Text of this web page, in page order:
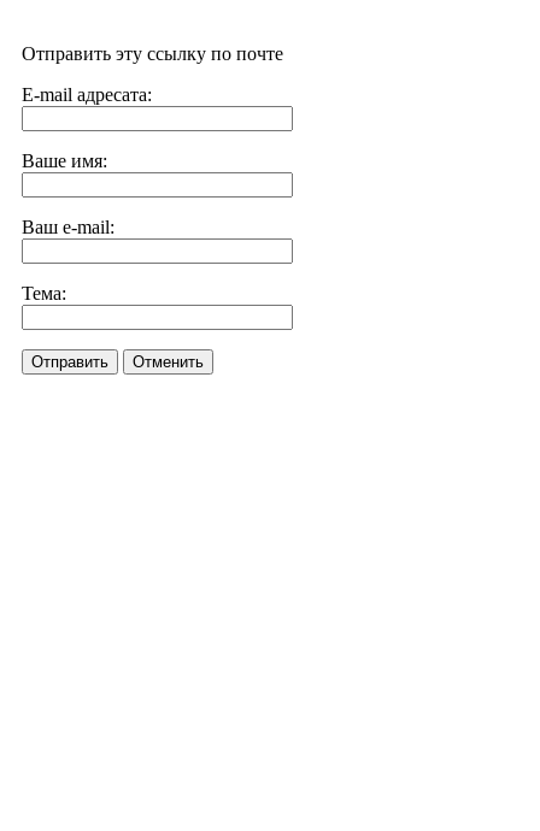
Отправить эту ссылку по почте
E-mail адресата:
Ваше имя:
Ваш e-mail:
Тема:
Отправить Отменить